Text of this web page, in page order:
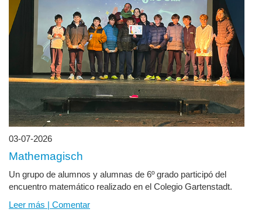
03-07-2026
Mathemagisch
Un grupo de alumnos y alumnas de 6º grado participó del
encuentro matemático realizado en el Colegio Gartenstadt.
Leer más | Comentar